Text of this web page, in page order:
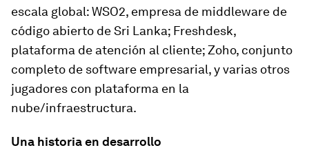
escala global: WSO2, empresa de middleware de
código abierto de Sri Lanka; Freshdesk,
plataforma de atención al cliente; Zoho, conjunto
completo de software empresarial, y varias otros
jugadores con plataforma en la
nube/infraestructura.
Una historia en desarrollo